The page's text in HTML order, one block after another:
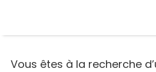
Vous êtes à la recherche